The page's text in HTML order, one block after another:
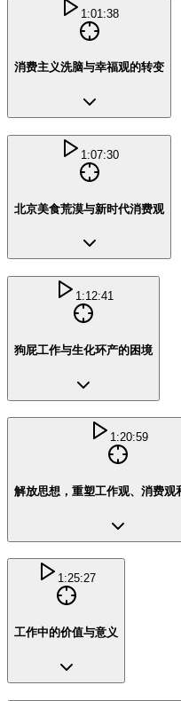
1:01:38
消费主义洗脑与幸福观的转变
1:07:30
北京美食荒漠与新时代消费观
1:12:41
狗屁工作与生化环产的困境
1:20:59
解放思想，重塑工作观、消费观
1:25:27
工作中的价值与意义